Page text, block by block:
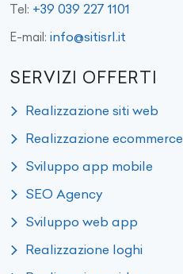
Tel: +39 039 227 1101
E-mail: info@sitisrl.it
SERVIZI OFFERTI
Realizzazione siti web
Realizzazione ecommerce
Sviluppo app mobile
SEO Agency
Sviluppo web app
Realizzazione loghi